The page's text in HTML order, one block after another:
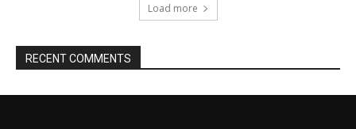
Load more
RECENT COMMENTS